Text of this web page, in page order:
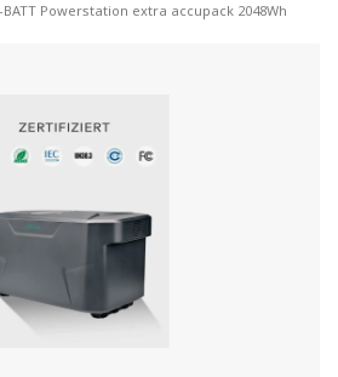
BATT Powerstation extra accupack 2048Wh